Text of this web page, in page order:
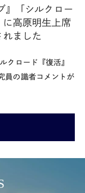
』「シルクロー
に高原明生上席
ました
クロード『復活』
員の識者コメントが